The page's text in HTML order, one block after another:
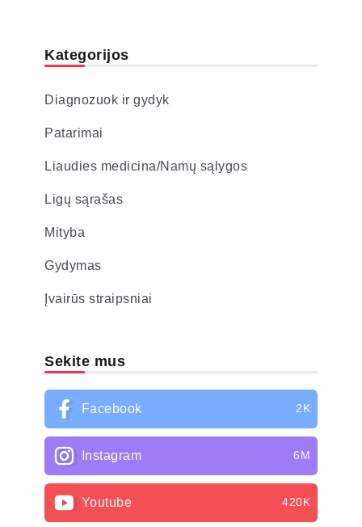
Kategorijos
Diagnozuok ir gydyk
Patarimai
Liaudies medicina/Namų sąlygos
Ligų sąrašas
Mityba
Gydymas
Įvairūs straipsniai
Sekite mus
Facebook 2K
Instagram 6M
Youtube 420K